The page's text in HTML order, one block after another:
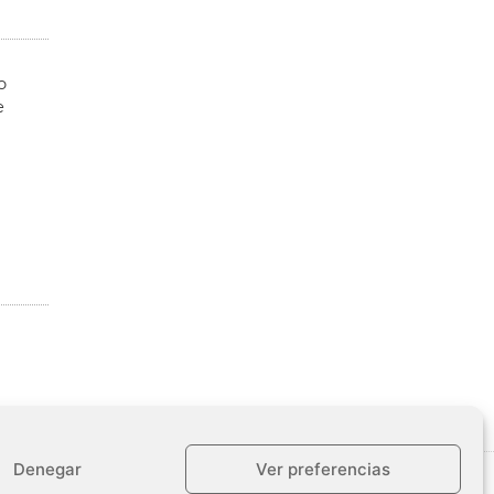
Denegar Ver preferencias